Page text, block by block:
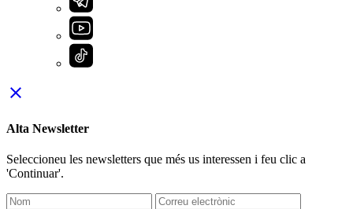
close
Alta Newsletter
Seleccioneu les newsletters que més us interessen i feu clic a
'Continuar'.